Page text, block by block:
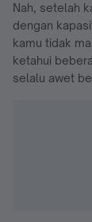
Nah, setelah
dengan
kamu tidak
ketahui
selalu awet